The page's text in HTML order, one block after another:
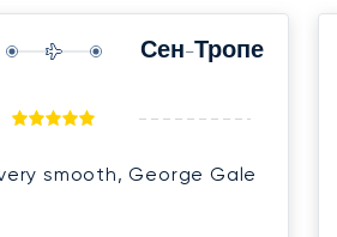
Сен-Тропе
smooth, George Gale